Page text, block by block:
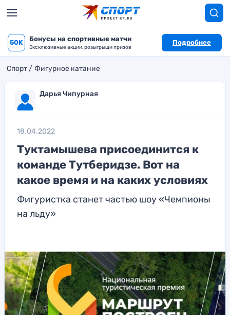
50K Бонусы на спортивные матчи
Эксклюзивные акции, розыгрыши призов
Подробнее
Спорт Фигурное катание
Дарья Чипурная
18.04.2022
Туктамышева присоединится к
команде Тутберидзе. Вот на
какое время и на каких условиях
Фигуристка станет частью шоу «Чемпионы
на льду»